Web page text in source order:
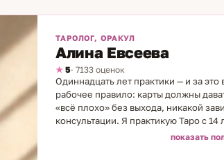
ТАРОЛОГ, ОРАКУЛ
Алина Евсеева
5· 7133 оценок
Одиннадцать лет практики — и за
рабочее правило: карты должны
«всё плохо» без выхода, никакой
консультации. Я практикую Таро с 14
игральных колод, которыепоказать